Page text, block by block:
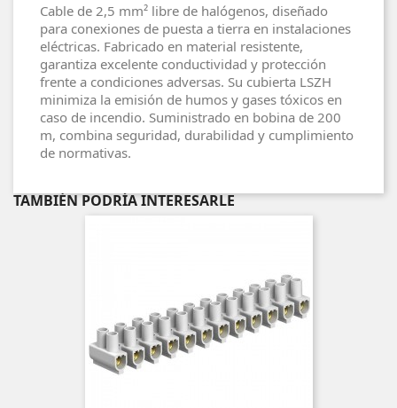
Cable de 2,5 mm² libre de halógenos, diseñado
para conexiones de puesta a tierra en instalaciones
eléctricas. Fabricado en material resistente,
garantiza excelente conductividad y protección
frente a condiciones adversas. Su cubierta LSZH
minimiza la emisión de humos y gases tóxicos en
caso de incendio. Suministrado en bobina de 200
m, combina seguridad, durabilidad y cumplimiento
de normativas.
TAMBIÉN PODRÍA INTERESARLE